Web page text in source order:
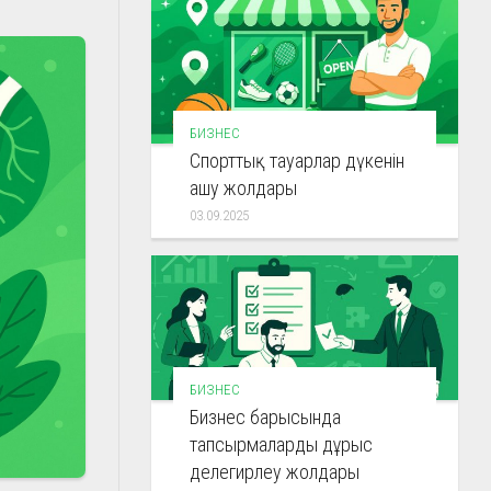
БИЗНЕС
Спорттық тауарлар дүкенін
ашу жолдары
03.09.2025
БИЗНЕС
Бизнес барысында
тапсырмаларды дұрыс
делегирлеу жолдары